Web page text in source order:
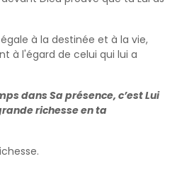
à la destinée et à la vie,
à l'égard de celui qui lui a
dans Sa présence, c’est Lui
richesse en ta